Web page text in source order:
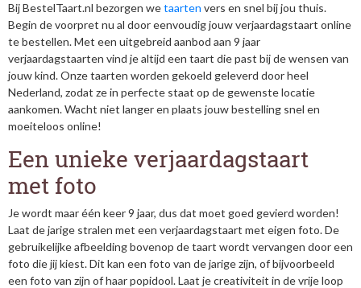
Bij BestelTaart.nl bezorgen wetaarten vers en snel bij jou thuis.
Begin de voorpret nu al door eenvoudig jouw verjaardagstaart online
te bestellen. Met een uitgebreid aanbod aan 9 jaar
verjaardagstaarten vind je altijd een taart die past bij de wensen van
jouw kind. Onze taarten worden gekoeld geleverd door heel
Nederland, zodat ze in perfecte staat op de gewenste locatie
aankomen. Wacht niet langer en plaats jouw bestelling snel en
moeiteloos online!
Een unieke verjaardagstaart
met foto
Je wordt maar één keer 9 jaar, dus dat moet goed gevierd worden!
Laat de jarige stralen met een verjaardagstaart met eigen foto. De
gebruikelijke afbeelding bovenop de taart wordt vervangen door een
foto die jij kiest. Dit kan een foto van de jarige zijn, of bijvoorbeeld
een foto van zijn of haar popidool. Laat je creativiteit in de vrije loop